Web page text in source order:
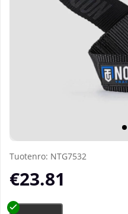
Tuotenro: NTG7532
€23.81